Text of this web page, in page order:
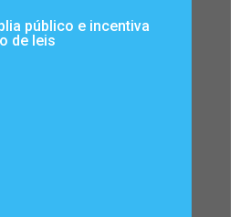
público e incentiva
de leis